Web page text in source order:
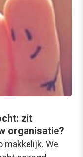
zit
organisatie?
makkelijk. We